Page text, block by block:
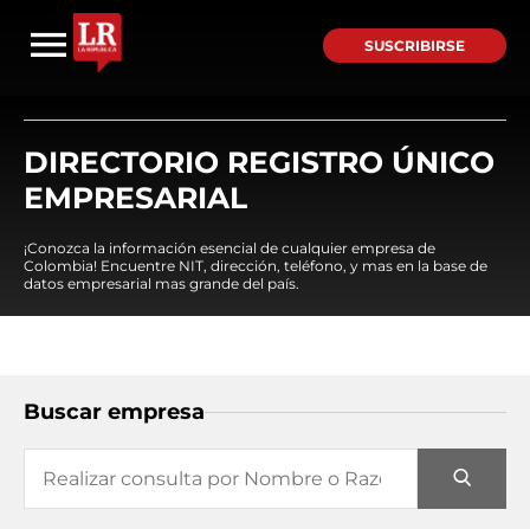
SUSCRIBIRSE
DIRECTORIO REGISTRO ÚNICO
EMPRESARIAL
¡Conozca la información esencial de cualquier empresa de
Colombia! Encuentre NIT, dirección, teléfono, y mas en la base de
datos empresarial mas grande del país.
Buscar empresa